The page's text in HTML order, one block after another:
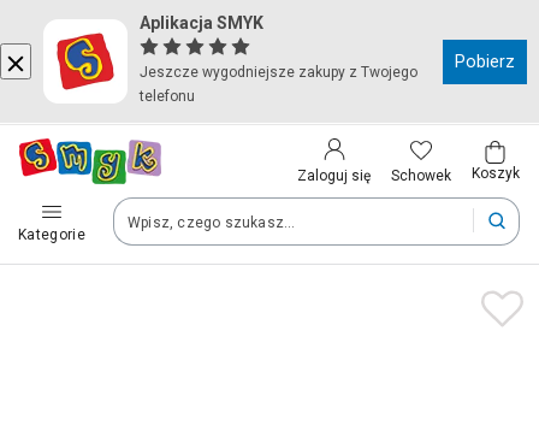
Aplikacja SMYK
Jeszcze wygodniejsze zakupy z Twojego
telefonu
Pobierz
Zaloguj się Schowek Koszyk
Kategorie
Kraj i język
Polska (Poland)
Twoje zamówienia dostarczymy na teren wybranego kraju.